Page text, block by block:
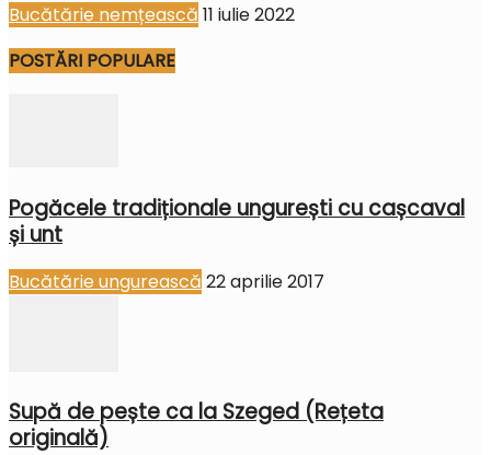
Bucătărie nemțească 11 iulie 2022
POSTĂRI POPULARE
Pogăcele tradiționale ungurești cu cașcaval
și unt
Bucătărie ungurească 22 aprilie 2017
Supă de pește ca la Szeged (Rețeta
originală)